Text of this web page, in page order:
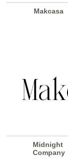
Makcasa
Midnight
Company